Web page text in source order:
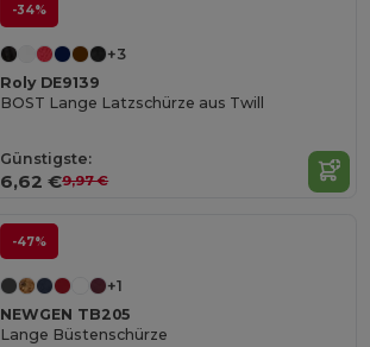
-34%
+3
Roly DE9139
BOST Lange Latzschürze aus Twill
Günstigste:
6,62 €9,97 €
-47%
+1
NEWGEN TB205
Lange Büstenschürze